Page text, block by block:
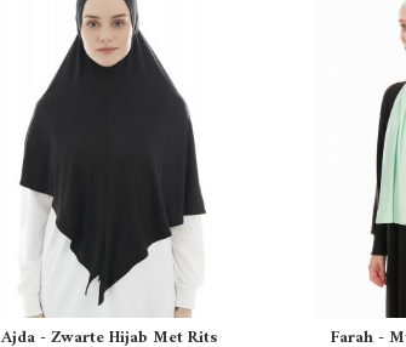
Ajda - Zwarte Hijab Met Rits Farah -